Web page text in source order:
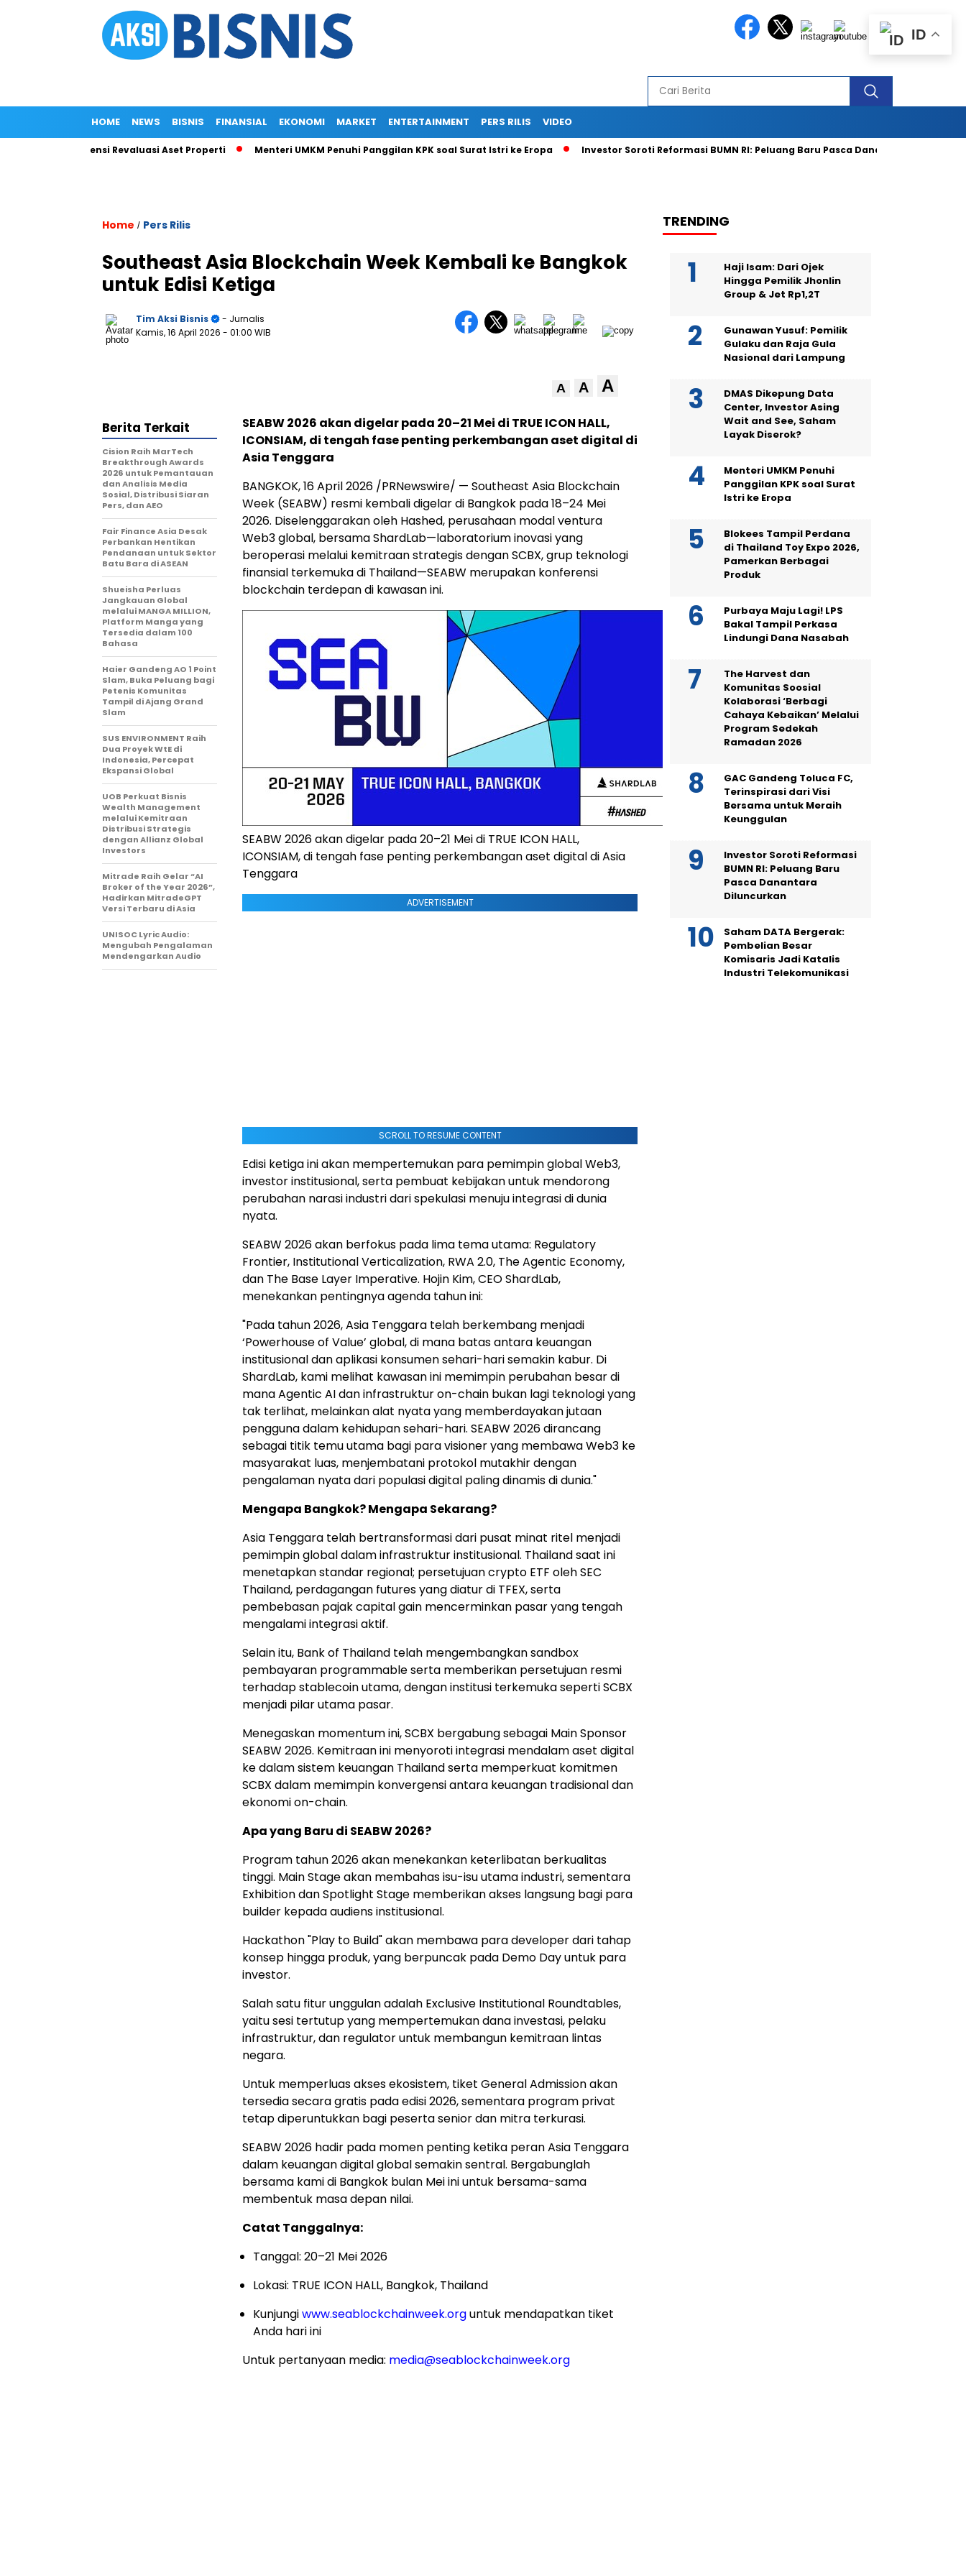
HOME NEWS BISNIS FINANSIAL EKONOMI MARKET ENTERTAINMENT PERS RILIS VIDEO
Lirik Potensi Revaluasi Aset Properti Menteri UMKM Penuhi Panggilan KPK soal Surat Istri ke Eropa Investor Soroti Reformasi BUMN RI: Peluang Baru Pasca Danantara Diluncurkan
Home / Pers Rilis
Southeast Asia Blockchain Week Kembali ke Bangkok
untuk Edisi Ketiga
Tim Aksi Bisnis
- Jurnalis
Kamis, 16 April 2026 - 01:00 WIB
A A A
SEABW 2026 akan digelar pada 20–21 Mei di TRUE ICON HALL,
ICONSIAM, di tengah fase penting perkembangan aset digital di
Asia Tenggara
BANGKOK, 16 April 2026 /PRNewswire/ — Southeast Asia Blockchain
Week (SEABW) resmi kembali digelar di Bangkok pada 18–24 Mei
2026. Diselenggarakan oleh Hashed, perusahaan modal ventura
Web3 global, bersama ShardLab—laboratorium inovasi yang
beroperasi melalui kemitraan strategis dengan SCBX, grup teknologi
finansial terkemuka di Thailand—SEABW merupakan konferensi
blockchain terdepan di kawasan ini.
SEABW 2026 akan digelar pada 20–21 Mei di TRUE ICON HALL,
ICONSIAM, di tengah fase penting perkembangan aset digital di Asia
Tenggara
ADVERTISEMENT
SCROLL TO RESUME CONTENT
Edisi ketiga ini akan mempertemukan para pemimpin global Web3,
investor institusional, serta pembuat kebijakan untuk mendorong
perubahan narasi industri dari spekulasi menuju integrasi di dunia
nyata.
SEABW 2026 akan berfokus pada lima tema utama: Regulatory
Frontier, Institutional Verticalization, RWA 2.0, The Agentic Economy,
dan The Base Layer Imperative. Hojin Kim, CEO ShardLab,
menekankan pentingnya agenda tahun ini:
"Pada tahun 2026, Asia Tenggara telah berkembang menjadi
‘Powerhouse of Value’ global, di mana batas antara keuangan
institusional dan aplikasi konsumen sehari-hari semakin kabur. Di
ShardLab, kami melihat kawasan ini memimpin perubahan besar di
mana Agentic AI dan infrastruktur on-chain bukan lagi teknologi yang
tak terlihat, melainkan alat nyata yang memberdayakan jutaan
pengguna dalam kehidupan sehari-hari. SEABW 2026 dirancang
sebagai titik temu utama bagi para visioner yang membawa Web3 ke
masyarakat luas, menjembatani protokol mutakhir dengan
pengalaman nyata dari populasi digital paling dinamis di dunia."
Mengapa Bangkok? Mengapa Sekarang?
Asia Tenggara telah bertransformasi dari pusat minat ritel menjadi
pemimpin global dalam infrastruktur institusional. Thailand saat ini
menetapkan standar regional; persetujuan crypto ETF oleh SEC
Thailand, perdagangan futures yang diatur di TFEX, serta
pembebasan pajak capital gain mencerminkan pasar yang tengah
mengalami integrasi aktif.
Selain itu, Bank of Thailand telah mengembangkan sandbox
pembayaran programmable serta memberikan persetujuan resmi
terhadap stablecoin utama, dengan institusi terkemuka seperti SCBX
menjadi pilar utama pasar.
Menegaskan momentum ini, SCBX bergabung sebagai Main Sponsor
SEABW 2026. Kemitraan ini menyoroti integrasi mendalam aset digital
ke dalam sistem keuangan Thailand serta memperkuat komitmen
SCBX dalam memimpin konvergensi antara keuangan tradisional dan
ekonomi on-chain.
Apa yang Baru di SEABW 2026?
Program tahun 2026 akan menekankan keterlibatan berkualitas
tinggi. Main Stage akan membahas isu-isu utama industri, sementara
Exhibition dan Spotlight Stage memberikan akses langsung bagi para
builder kepada audiens institusional.
Hackathon "Play to Build" akan membawa para developer dari tahap
konsep hingga produk, yang berpuncak pada Demo Day untuk para
investor.
Salah satu fitur unggulan adalah Exclusive Institutional Roundtables,
yaitu sesi tertutup yang mempertemukan dana investasi, pelaku
infrastruktur, dan regulator untuk membangun kemitraan lintas
negara.
Untuk memperluas akses ekosistem, tiket General Admission akan
tersedia secara gratis pada edisi 2026, sementara program privat
tetap diperuntukkan bagi peserta senior dan mitra terkurasi.
SEABW 2026 hadir pada momen penting ketika peran Asia Tenggara
dalam keuangan digital global semakin sentral. Bergabunglah
bersama kami di Bangkok bulan Mei ini untuk bersama-sama
membentuk masa depan nilai.
Catat Tanggalnya:
Tanggal: 20–21 Mei 2026
Lokasi: TRUE ICON HALL, Bangkok, Thailand
Kunjungiwww.seablockchainweek.orguntuk mendapatkan tiket
Anda hari ini
Untuk pertanyaan media: media@seablockchainweek.org
Berita Terkait
Cision Raih MarTech
Breakthrough Awards
2026 untuk Pemantauan
dan Analisis Media
Sosial, Distribusi Siaran
Pers, dan AEO
Fair Finance Asia Desak
Perbankan Hentikan
Pendanaan untuk Sektor
Batu Bara di ASEAN
Shueisha Perluas
Jangkauan Global
melalui MANGA MILLION,
Platform Manga yang
Tersedia dalam 100
Bahasa
Haier Gandeng AO 1 Point
Slam, Buka Peluang bagi
Petenis Komunitas
Tampil di Ajang Grand
Slam
SUS ENVIRONMENT Raih
Dua Proyek WtE di
Indonesia, Percepat
Ekspansi Global
UOB Perkuat Bisnis
Wealth Management
melalui Kemitraan
Distribusi Strategis
dengan Allianz Global
Investors
Mitrade Raih Gelar “AI
Broker of the Year 2026”,
Hadirkan MitradeGPT
Versi Terbaru di Asia
UNISOC Lyric Audio:
Mengubah Pengalaman
Mendengarkan Audio
TRENDING
Haji Isam: Dari Ojek
Hingga Pemilik Jhonlin
Group & Jet Rp1,2T
Gunawan Yusuf: Pemilik
Gulaku dan Raja Gula
Nasional dari Lampung
DMAS Dikepung Data
Center, Investor Asing
Wait and See, Saham
Layak Diserok?
Menteri UMKM Penuhi
Panggilan KPK soal Surat
Istri ke Eropa
Blokees Tampil Perdana
di Thailand Toy Expo 2026,
Pamerkan Berbagai
Produk
Purbaya Maju Lagi! LPS
Bakal Tampil Perkasa
Lindungi Dana Nasabah
The Harvest dan
Komunitas Soosial
Kolaborasi ‘Berbagi
Cahaya Kebaikan’ Melalui
Program Sedekah
Ramadan 2026
GAC Gandeng Toluca FC,
Terinspirasi dari Visi
Bersama untuk Meraih
Keunggulan
Investor Soroti Reformasi
BUMN RI: Peluang Baru
Pasca Danantara
Diluncurkan
Saham DATA Bergerak:
Pembelian Besar
Komisaris Jadi Katalis
Industri Telekomunikasi
ID